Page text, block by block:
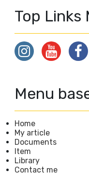
Top Links
Menu
Home
My article
Documents
Item
Library
Contact me